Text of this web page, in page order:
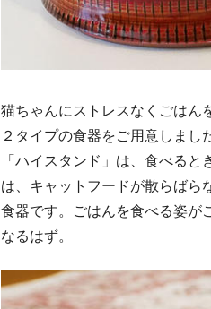
猫ちゃんにストレスなくごはん
２タイプの食器をご用意しまし
「ハイスタンド」は、食べる
は、キャットフードが散らばら
食器です。ごはんを食べる姿が
なるはず。